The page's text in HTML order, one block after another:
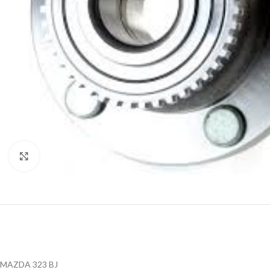
MAZDA 323 BJ